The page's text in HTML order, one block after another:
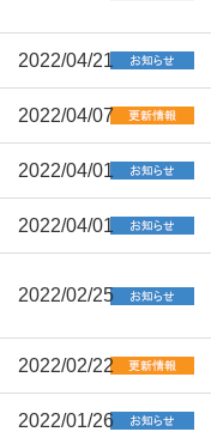
2022/04/21
2022/04/07
2022/04/01
2022/04/01
2022/02/25
2022/02/22
2022/01/26